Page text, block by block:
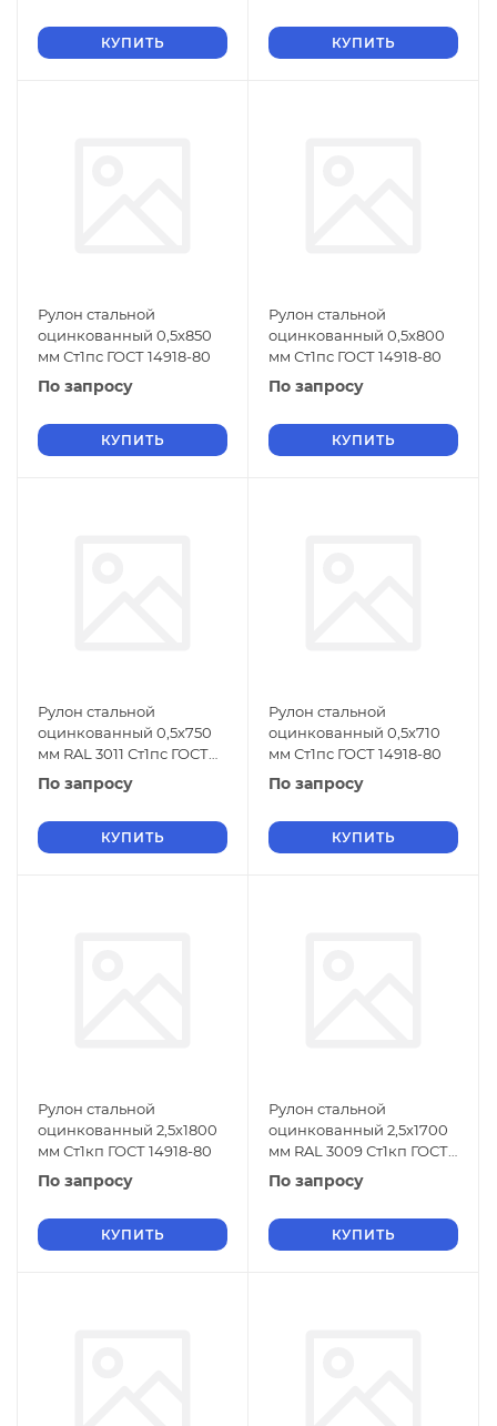
КУПИТЬ КУПИТЬ
Рулон стальной
оцинкованный 0,5х850
мм Ст1пс ГОСТ 14918-80
По запросу
КУПИТЬ
Рулон стальной
оцинкованный 0,5х800
мм Ст1пс ГОСТ 14918-80
По запросу
КУПИТЬ
Рулон стальной
оцинкованный 0,5х750
мм RAL 3011 Ст1пс ГОСТ
14918-80
По запросу
КУПИТЬ
Рулон стальной
оцинкованный 0,5х710
мм Ст1пс ГОСТ 14918-80
По запросу
КУПИТЬ
Рулон стальной
оцинкованный 2,5х1800
мм Ст1кп ГОСТ 14918-80
По запросу
КУПИТЬ
Рулон стальной
оцинкованный 2,5х1700
мм RAL 3009 Ст1кп ГОСТ
14918-80
По запросу
КУПИТЬ